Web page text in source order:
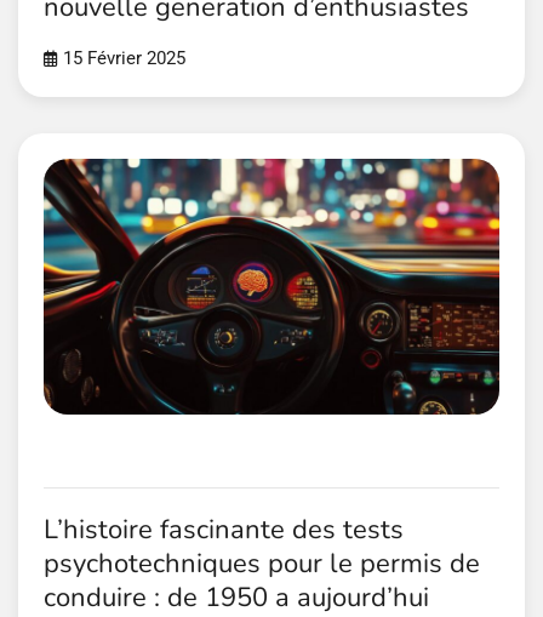
nouvelle generation d’enthusiastes
15 Février 2025
L’histoire fascinante des tests
psychotechniques pour le permis de
conduire : de 1950 a aujourd’hui